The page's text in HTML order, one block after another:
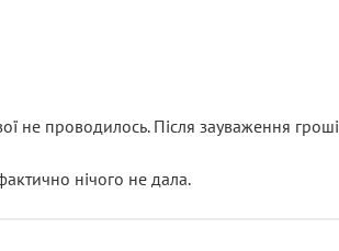
не проводилось. Після зауваження
нічого не дала.